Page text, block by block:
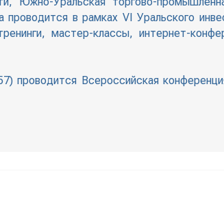
в рамках VI Уральского
мастер-классы, интернет-
проводится Всероссийская